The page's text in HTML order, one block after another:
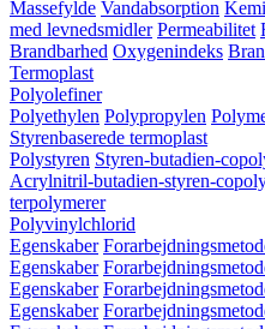
Massefylde Vandabsorption
med levnedsmidler Permeabilitet
Brandbarhed Oxygenindeks
Termoplast
Polyolefiner
Polyethylen Polypropylen
Styrenbaserede termoplast
Polystyren Styren-butadien-
Acrylnitril-butadien-styren-
terpolymerer
Polyvinylchlorid
Egenskaber
Egenskaber
Egenskaber
Egenskaber